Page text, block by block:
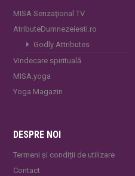
MISA Senzaţional TV
AtributeDumnezeiesti.ro
Godly Attributes
Vindecare spirituală
MISA.yoga
Yoga Magazin
DESPRE NOI
Termeni și condiții de utilizare
Contact